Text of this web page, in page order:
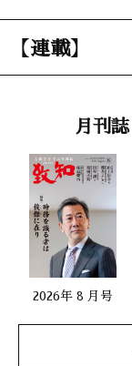
【連載】
第一線で活躍
小池幸子（帝国ホ
私の座右銘
山田信博（筑波大学
子孫が語る日本
生命のメッセ
月刊
2026年 8 月号